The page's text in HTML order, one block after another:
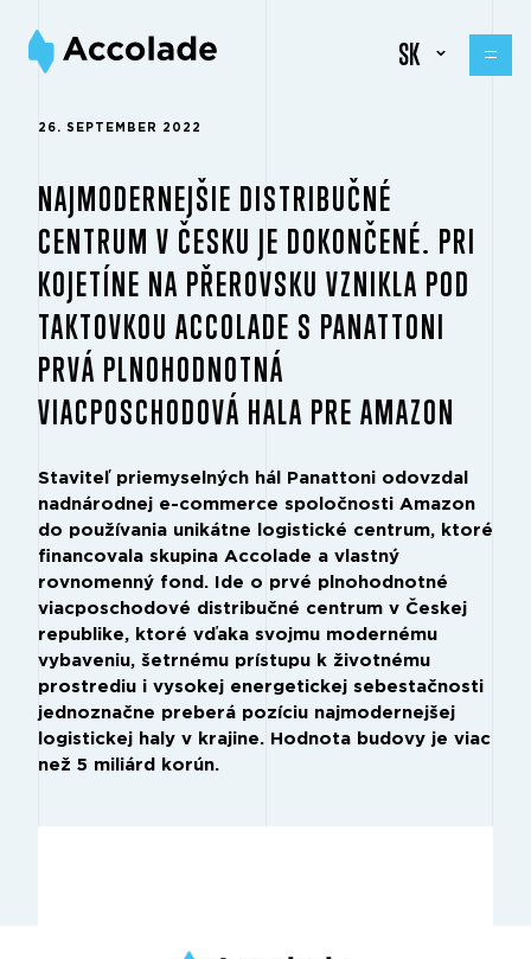
SK
26. SEPTEMBER 2022
NAJMODERNEJŠIE DISTRIBUČNÉ
CENTRUM V ČESKU JE DOKONČENÉ. PRI
KOJETÍNE NA PŘEROVSKU VZNIKLA POD
TAKTOVKOU ACCOLADE S PANATTONI
PRVÁ PLNOHODNOTNÁ
VIACPOSCHODOVÁ HALA PRE AMAZON
Staviteľ priemyselných hál Panattoni odovzdal
nadnárodnej e-commerce spoločnosti Amazon
do používania unikátne logistické centrum, ktoré
financovala skupina Accolade a vlastný
rovnomenný fond. Ide o prvé plnohodnotné
viacposchodové distribučné centrum v Českej
republike, ktoré vďaka svojmu modernému
vybaveniu, šetrnému prístupu k životnému
prostrediu i vysokej energetickej sebestačnosti
jednoznačne preberá pozíciu najmodernejšej
logistickej haly v krajine. Hodnota budovy je viac
než 5 miliárd korún.